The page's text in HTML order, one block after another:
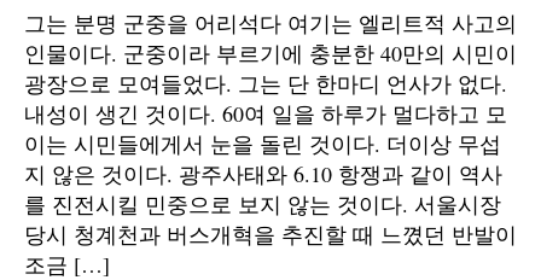
그는 분명 군중을 어리석다 여기는 엘리트적 사고의
인물이다. 군중이라 부르기에 충분한 40만의 시민이
광장으로 모여들었다. 그는 단 한마디 언사가 없다.
내성이 생긴 것이다. 60여 일을 하루가 멀다하고 모
이는 시민들에게서 눈을 돌린 것이다. 더이상 무섭
지 않은 것이다. 광주사태와 6.10 항쟁과 같이 역사
를 진전시킬 민중으로 보지 않는 것이다. 서울시장
당시 청계천과 버스개혁을 추진할 때 느꼈던 반발이
조금 […]